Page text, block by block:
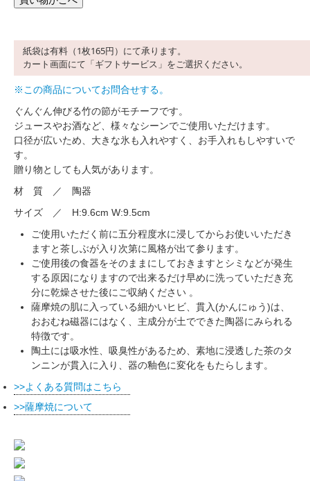
紙袋は有料（1枚165円）にて承ります。
カート画面にて「ギフトサービス」をご選択ください。
※この商品についてお問合せする。
ぐんぐん伸びる竹の節がモチーフです。
ジュースやお酒など、様々なシーンでご使用いただけます。
口径が広いため、大きな氷も入れやすく、お手入れもしやすいで
す。
贈り物としても人気があります。
材 質 ／ 陶器
サイズ ／ H:9.6cm W:9.5cm
ご使用いただく前に五分程度水に浸してからお使いいただき
ますと茶しぶが入り次第に風格が出て参ります。
ご使用後の食器をそのままにしておきますとシミなどが発生
する原因になりますので出来るだけ早めに洗っていただき充
分に乾燥させた後にご収納ください 。
薩摩焼の肌に入っている細かいヒビ、貫入(かんにゅう)は、
おおむね磁器にはなく、主成分が土でできた陶器にみられる
特徴です。
陶土には吸水性、吸臭性があるため、素地に浸透した茶のタ
ンニンが貫入に入り、器の釉色に変化をもたらします。
よくある質問はこちら
薩摩焼について